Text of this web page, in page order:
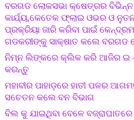
ବରଗଡ ଲୋକସଭା କ୍ଷେତ୍ରର ବିଭିନ୍ନ
କାର୍ଯ୍ୟ,କେତେକ ଫ୍ଲାଇ ଓଭର ଓ ନୁତନ
ପ୍ରକ୍ରିୟା ଜାରି କରିବା ପାଇଁ
ଗଡକରୀଙ୍କୁ ସାକ୍ଷାତ କଲେ ବରଗଡ
ନିମ୍ନ ଲିଙ୍କରେ କ୍ଲିକ କରି ଆଜିର ଇ
କରନ୍ତୁ
ମହାବୀର ପାହାଡ଼ରେ ହାତୀ ପଳର
ସଚେତନ କଲେ ବନ ବିଭାଗ
ବିଲ କୁ ଯାଇଥିବା ବେଳେ